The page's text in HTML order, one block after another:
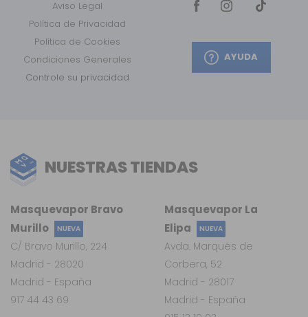
Aviso Legal
Política de Privacidad
Política de Cookies
Condiciones Generales
Controle su privacidad
AYUDA
NUESTRAS TIENDAS
Masquevapor La
Elipa
NUEVA
Avda. Marqués de
Corbera, 52
Madrid - 28017
Madrid - España
Masquevapor Bravo
Murillo
NUEVA
C/ Bravo Murillo, 224
Madrid - 28020
Madrid - España
917 44 43 69